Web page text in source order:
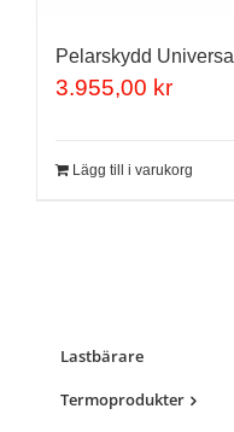
Pelarskydd Universal
3.955,00 kr
Lägg till i varukorg
Lastbärare
Termoprodukter